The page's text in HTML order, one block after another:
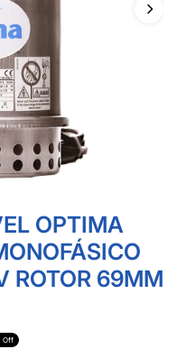
OPTIMA
ROTOR 69MM
Off